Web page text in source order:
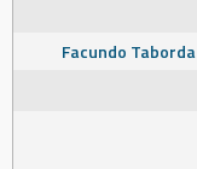
Facundo Taborda